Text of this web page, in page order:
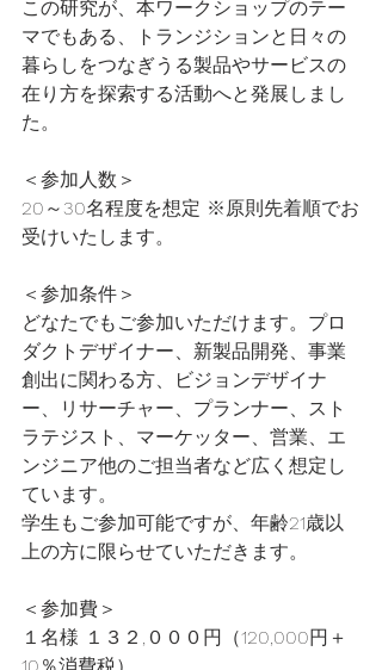
この研究が、本ワークショップのテー
マでもある、トランジションと日々の
暮らしをつなぎうる製品やサービスの
在り方を探索する活動へと発展しまし
た。
＜参加人数＞
20～30名程度を想定 ※原則先着順でお
受けいたします。
＜参加条件＞
どなたでもご参加いただけます。プロ
ダクトデザイナー、新製品開発、事業
創出に関わる方、ビジョンデザイナ
ー、リサーチャー、プランナー、スト
ラテジスト、マーケッター、営業、エ
ンジニア他のご担当者など広く想定し
ています。
学生もご参加可能ですが、年齢21歳以
上の方に限らせていただきます。
＜参加費＞
１名様 １３２,０００円（120,000円＋